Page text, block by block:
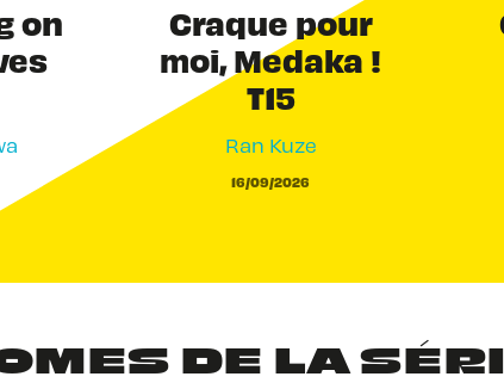
on
Craque pour
moi, Medaka !
T15
Ran Kuze
16/09/2026
DE LA